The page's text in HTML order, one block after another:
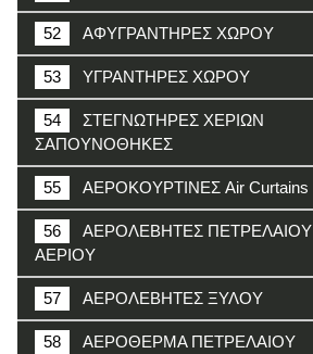
52 ΑΦΥΓΡΑΝΤΗΡΕΣ ΧΩΡΟΥ
53 ΥΓΡΑΝΤΗΡΕΣ ΧΩΡΟΥ
54
ΣΤΕΓΝΩΤΗΡΕΣ ΧΕΡΙΩΝ
ΣΑΠΟΥΝΟΘΗΚΕΣ
55 ΑΕΡΟΚΟΥΡΤΙΝΕΣ Air Curtains
56
ΑΕΡΟΛΕΒΗΤΕΣ ΠΕΤΡΕΛΑΙΟΥ
ΑΕΡΙΟΥ
57 ΑΕΡΟΛΕΒΗΤΕΣ ΞΥΛΟΥ
58 ΑΕΡΟΘΕΡΜΑ ΠΕΤΡΕΛΑΙΟΥ